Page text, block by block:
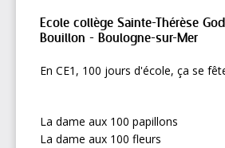
Ecole collège Sainte-Thérèse
Bouillon - Boulogne-sur-Mer
En CE1, 100 jours d'école, ça se
La dame aux 100 papillons
La dame aux 100 fleurs